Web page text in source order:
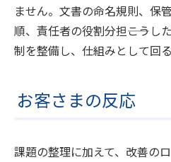
ません。文書の命名規則、保
順、責任者の役割分担――こう
制を整備し、仕組みとして回
お客さまの反応
課題の整理に加えて、改善の